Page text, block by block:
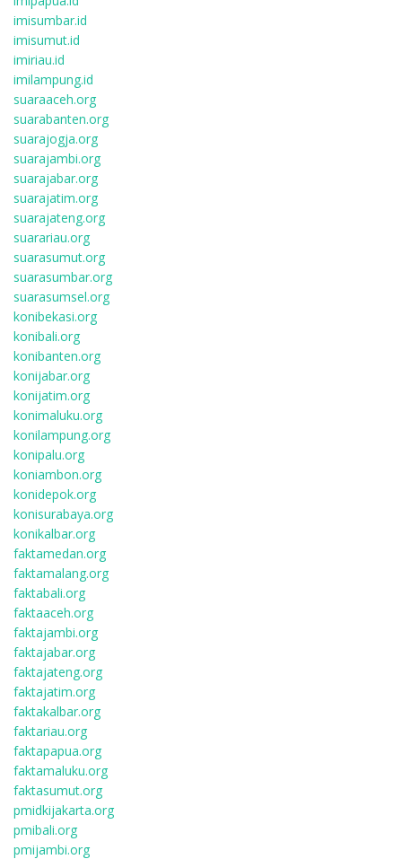
imisumbar.id
imisumut.id
imiriau.id
imilampung.id
suaraaceh.org
suarabanten.org
suarajogja.org
suarajambi.org
suarajabar.org
suarajatim.org
suarajateng.org
suarariau.org
suarasumut.org
suarasumbar.org
suarasumsel.org
konibekasi.org
konibali.org
konibanten.org
konijabar.org
konijatim.org
konimaluku.org
konilampung.org
konipalu.org
koniambon.org
konidepok.org
konisurabaya.org
konikalbar.org
faktamedan.org
faktamalang.org
faktabali.org
faktaaceh.org
faktajambi.org
faktajabar.org
faktajateng.org
faktajatim.org
faktakalbar.org
faktariau.org
faktapapua.org
faktamaluku.org
faktasumut.org
pmidkijakarta.org
pmibali.org
pmijambi.org